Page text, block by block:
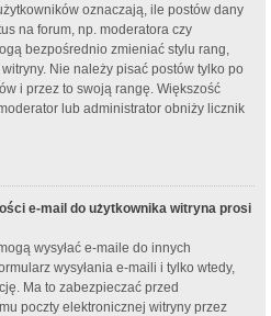
oznaczają, ile postów dany
na forum, np. moderatora czy
bezpośrednio zmieniać stylu rang,
Nie należy pisać postów tylko po
i przez to swoją rangę. Większość
lub administrator obniży licznik
e-mail do użytkownika witryna prosi
wysyłać e-maile do innych
wysyłania e-maili i tylko wtedy,
Ma to zabezpieczać przed
poczty elektronicznej witryny przez